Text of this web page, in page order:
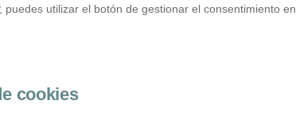
utilizar el botón de gestionar el consentimiento en
cookies